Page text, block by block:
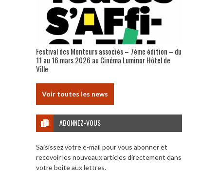
Festival des Monteurs associés – 7ème édition – du
11 au 16 mars 2026 au Cinéma Luminor Hôtel de
Ville
Voir toutes les news
ABONNEZ-VOUS
Saisissez votre e-mail pour vous abonner et
recevoir les nouveaux articles directement dans
votre boite aux lettres.